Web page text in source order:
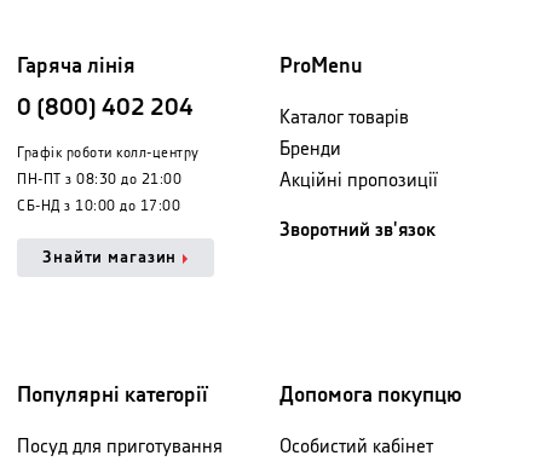
Гаряча лінія
0 (800) 402 204
Графік роботи колл-центру
ПН-ПТ з 08:30 до 21:00
СБ-НД з 10:00 до 17:00
Знайти магазин
ProMenu
Каталог товарів
Бренди
Акційні пропозиції
Зворотний зв'язок
Популярні категорії
Посуд для приготування
Допомога покупцю
Особистий кабінет